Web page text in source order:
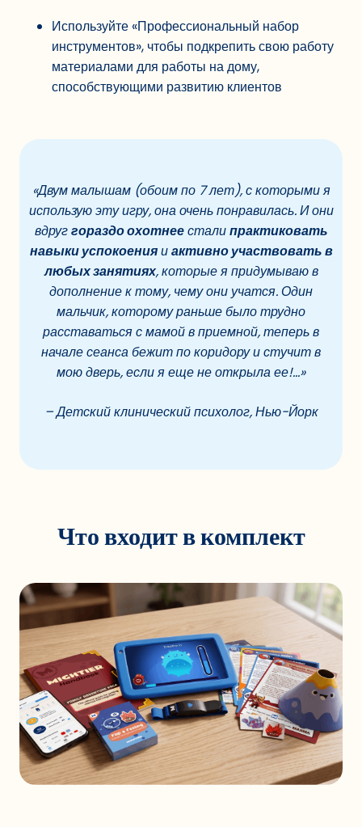
Используйте «Профессиональный набор
инструментов», чтобы подкрепить свою работу
материалами для работы на дому,
способствующими развитию клиентов
«Двум малышам (обоим по 7 лет), с которыми я
использую эту игру, она очень понравилась. И они
вдруггораздо охотнеесталипрактиковать
навыки успокоенияиактивно участвовать в
любых занятиях, которые я придумываю в
дополнение к тому, чему они учатся. Один
мальчик, которому раньше было трудно
расставаться с мамой в приемной, теперь в
начале сеанса бежит по коридору и стучит в
мою дверь, если я еще не открыла ее!…»
– Детский клинический психолог, Нью-Йорк
Что входит в комплект